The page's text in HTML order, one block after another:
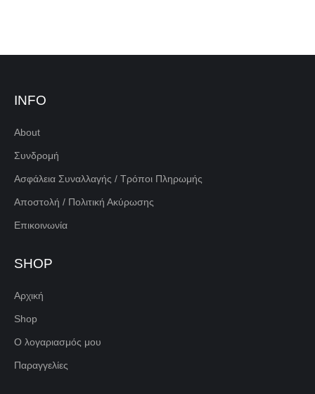
INFO
About
Συνδρομή
Ασφάλεια Συναλλαγής / Τρόποι Πληρωμής
Αποστολή / Πολιτική Ακύρωσης
Επικοινωνία
SHOP
Αρχική
Shop
Ο λογαριασμός μου
Παραγγελίες